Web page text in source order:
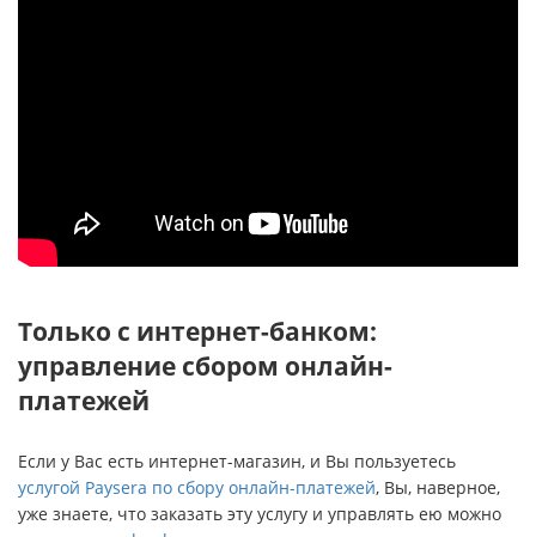
Только с интернет-банком:
управление сбором онлайн-
платежей
Если у Вас есть интернет-магазин, и Вы пользуетесь
услугой Paysera по сбору онлайн-платежей, Вы, наверное,
уже знаете, что заказать эту услугу и управлять ею можно